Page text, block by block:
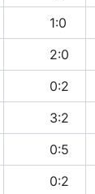
1:0
2:0
0:2
3:2
0:5
0:2